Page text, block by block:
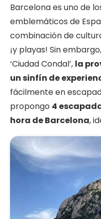
Barcelona es uno de
emblemáticos de
combinación de
¡y playas! Sin
‘Ciudad Condal’, la
un sinfín de
fácilmente en
propongo 4
hora de Barcelona,